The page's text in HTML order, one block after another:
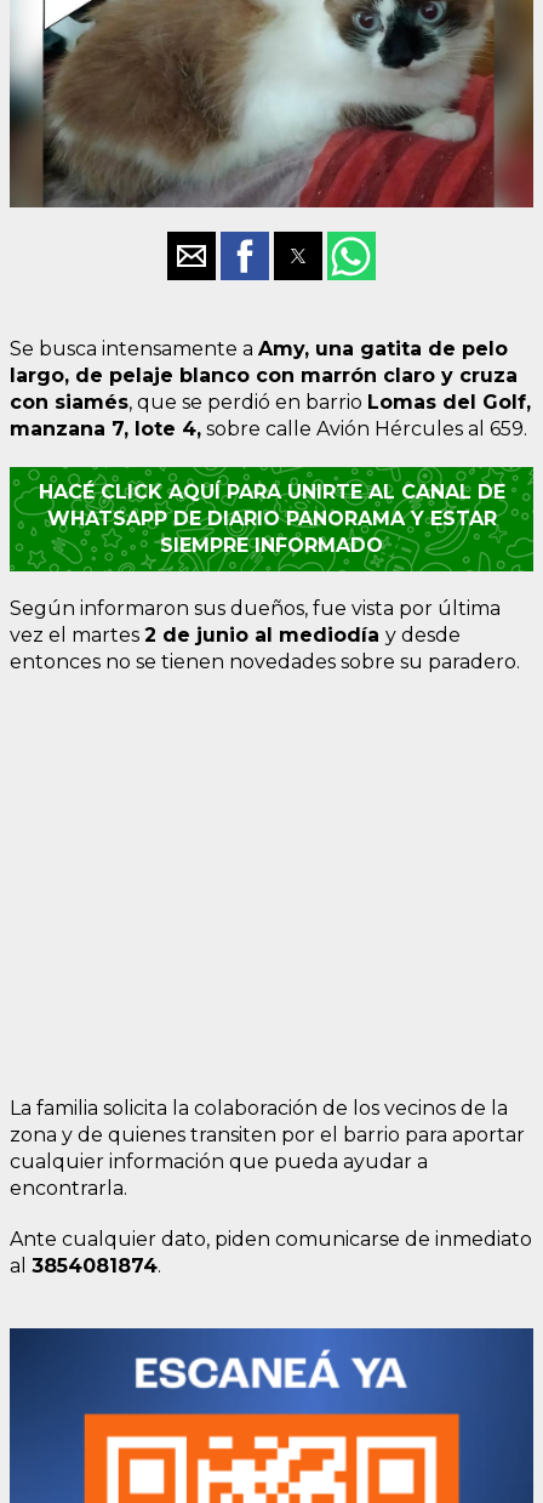
Se busca intensamente a Amy, una gatita de pelo
largo, de pelaje blanco con marrón claro y cruza
con siamés, que se perdió en barrio Lomas del Golf,
manzana 7, lote 4, sobre calle Avión Hércules al 659.
HACÉ CLICK AQUÍ PARA UNIRTE AL CANAL DE
WHATSAPP DE DIARIO PANORAMA Y ESTAR
SIEMPRE INFORMADO
Según informaron sus dueños, fue vista por última
vez el martes 2 de junio al mediodía y desde
entonces no se tienen novedades sobre su paradero.
La familia solicita la colaboración de los vecinos de la
zona y de quienes transiten por el barrio para aportar
cualquier información que pueda ayudar a
encontrarla.
Ante cualquier dato, piden comunicarse de inmediato
al 3854081874.